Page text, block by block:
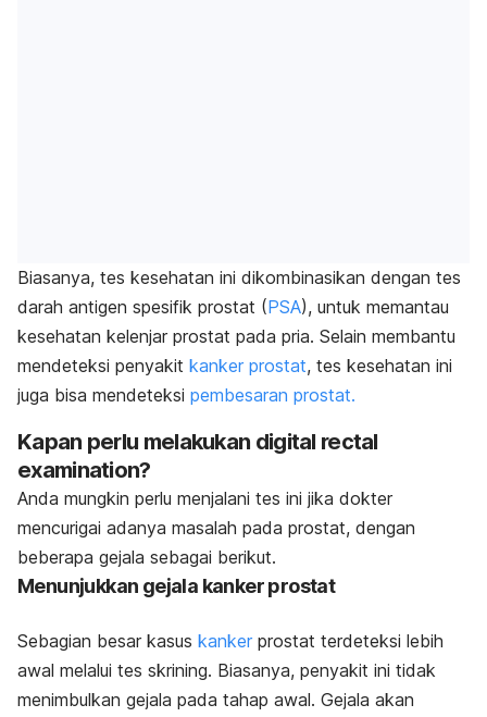
Biasanya, tes kesehatan ini dikombinasikan dengan tes
darah antigen spesifik prostat (PSA), untuk memantau
kesehatan kelenjar prostat pada pria. Selain membantu
mendeteksi penyakit kanker prostat, tes kesehatan ini
juga bisa mendeteksi pembesaran prostat.
Kapan perlu melakukan digital rectal
examination?
Anda mungkin perlu menjalani tes ini jika dokter
mencurigai adanya masalah pada prostat, dengan
beberapa gejala sebagai berikut.
Menunjukkan gejala kanker prostat
Sebagian besar kasus kanker prostat terdeteksi lebih
awal melalui tes skrining. Biasanya, penyakit ini tidak
menimbulkan gejala pada tahap awal. Gejala akan